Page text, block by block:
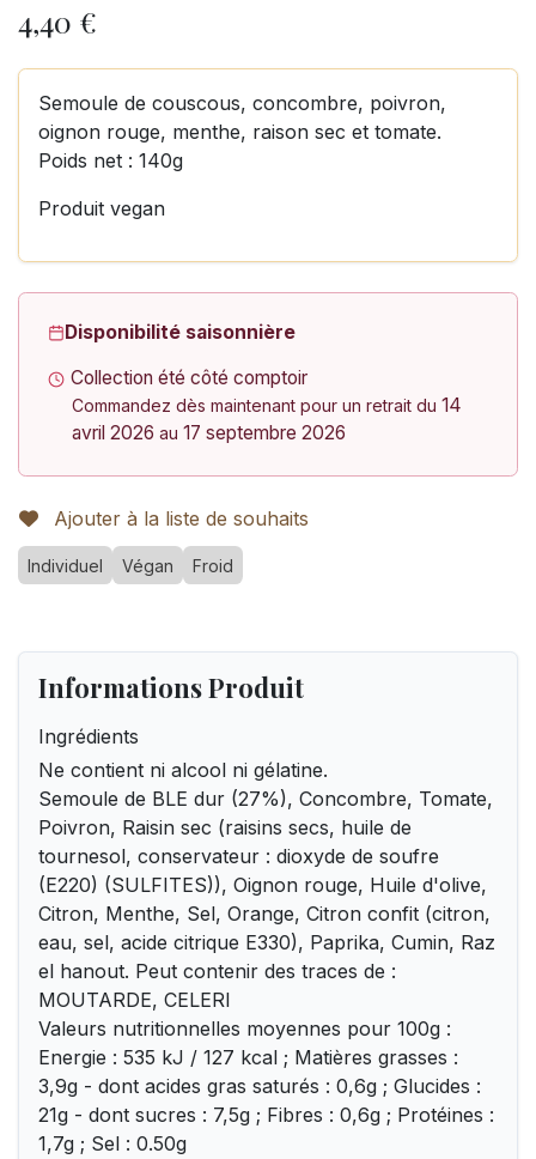
4,40 €
Semoule de couscous, concombre, poivron,
oignon rouge, menthe, raison sec et tomate.
Poids net : 140g
Produit vegan
Disponibilité saisonnière
Collection été côté comptoir
Commandez dès maintenant pour un retrait du 14
avril 2026 au 17 septembre 2026
Ajouter à la liste de souhaits
Individuel Végan Froid
Informations Produit
Ingrédients
Ne contient ni alcool ni gélatine.
Semoule de BLE dur (27%), Concombre, Tomate,
Poivron, Raisin sec (raisins secs, huile de
tournesol, conservateur : dioxyde de soufre
(E220) (SULFITES)), Oignon rouge, Huile d'olive,
Citron, Menthe, Sel, Orange, Citron confit (citron,
eau, sel, acide citrique E330), Paprika, Cumin, Raz
el hanout. Peut contenir des traces de :
MOUTARDE, CELERI
Valeurs nutritionnelles moyennes pour 100g :
Energie : 535 kJ / 127 kcal ; Matières grasses :
3,9g - dont acides gras saturés : 0,6g ; Glucides :
21g - dont sucres : 7,5g ; Fibres : 0,6g ; Protéines :
1,7g ; Sel : 0.50g